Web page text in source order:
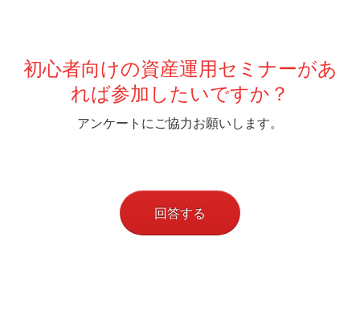
初心者向けの資産運用セミナーがあ
れば参加したいですか？
アンケートにご協力お願いします。
回答する